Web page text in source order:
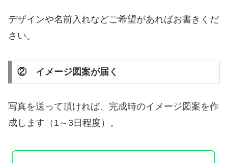
デザインや名前入れなどご希望があればお書きくだ
さい。
② イメージ図案が届く
写真を送って頂ければ、完成時のイメージ図案を作
成します（1～3日程度）。